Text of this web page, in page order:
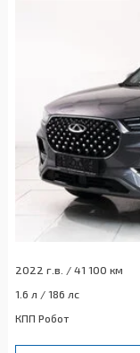
2022 г.в. / 41 100 км
1.6 л / 186 лс
КПП Робот